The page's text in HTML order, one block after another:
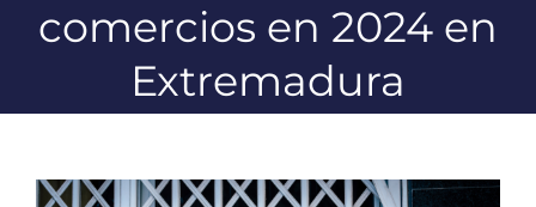
comercios en 2024 en
Extremadura
Ver